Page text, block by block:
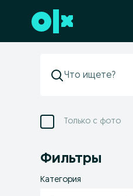
Перейти к нижнему
Только с фото
Фильтры
Категория